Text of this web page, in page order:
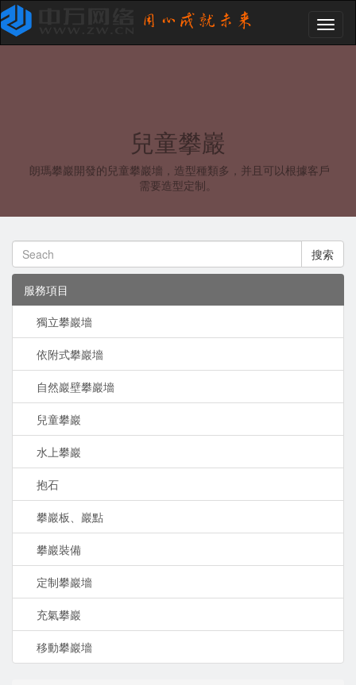
兒童攀巖
朗瑪攀巖開發的兒童攀巖墻，造型種類多，并且可以根據客戶
需要造型定制。
搜索
服務項目
獨立攀巖墻
依附式攀巖墻
自然巖壁攀巖墻
兒童攀巖
水上攀巖
抱石
攀巖板、巖點
攀巖裝備
定制攀巖墻
充氣攀巖
移動攀巖墻